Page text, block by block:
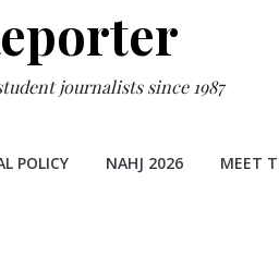
journalists since 1987
POLICY NAHJ 2026 MEET